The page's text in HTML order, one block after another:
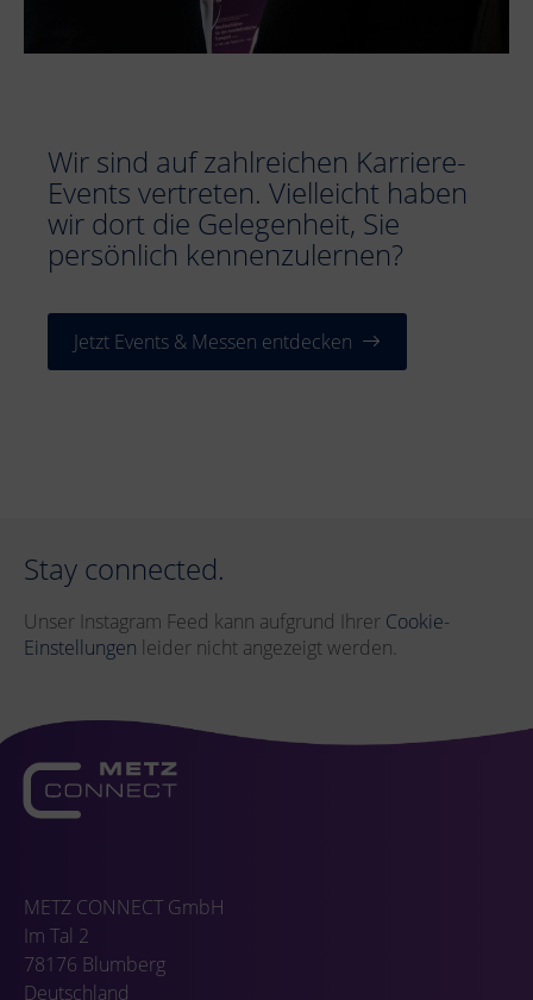
Wir sind auf zahlreichen Karriere-
Events vertreten. Vielleicht haben
wir dort die Gelegenheit, Sie
persönlich kennenzulernen?
Jetzt Events & Messen entdecken
Stay connected.
Unser Instagram Feed kann aufgrund Ihrer Cookie-
Einstellungen leider nicht angezeigt werden.
METZ CONNECT GmbH
Im Tal 2
78176 Blumberg
Deutschland